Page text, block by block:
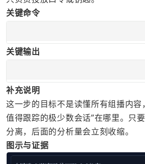
关键命令
关键输出
补充说明
这一步的目标不是读懂所有组播内容
值得跟踪的极少数会话”在哪里。只
分离，后面的分析量会立刻收缩。
图示与证据